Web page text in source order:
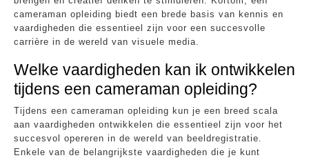
cameraman opleiding biedt een brede basis van kennis en
vaardigheden die essentieel zijn voor een succesvolle
carrière in de wereld van visuele media.
Welke vaardigheden kan ik ontwikkelen
tijdens een cameraman opleiding?
Tijdens een cameraman opleiding kun je een breed scala
aan vaardigheden ontwikkelen die essentieel zijn voor het
succesvol opereren in de wereld van beeldregistratie.
Enkele van de belangrijkste vaardigheden die je kunt